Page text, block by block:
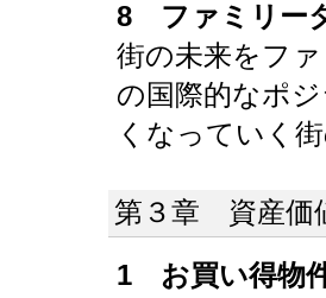
8 ファミリー
街の未来をフ
の国際的なポ
くなっていく
第３章 資産価
1 お買い得物